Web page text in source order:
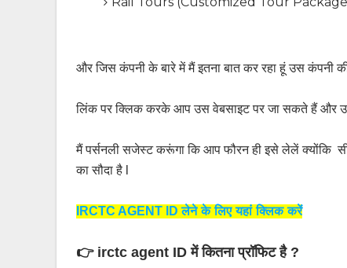
और जिस कंपनी के बारे में मैं इतना बात कर रहा हूं उस कंपनी
लिंक पर क्लिक करके आप उस वेबसाइट पर जा सकते हैं
मैं पर्सनली सजेस्ट करूंगा कि आप फौरन ही इसे लेलें क्योंकि
का सौदा है l
IRCTC AGENT IDलेने के लिए यहां क्लिक करें
👉 irctc agent IDमेंकितना प्रॉफिट है ?